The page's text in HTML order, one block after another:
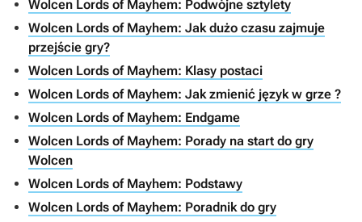
Wolcen Lords of Mayhem: Podwójne sztylety
Wolcen Lords of Mayhem: Jak dużo czasu zajmuje
przejście gry?
Wolcen Lords of Mayhem: Klasy postaci
Wolcen Lords of Mayhem: Jak zmienić język w grze ?
Wolcen Lords of Mayhem: Endgame
Wolcen Lords of Mayhem: Porady na start do gry
Wolcen
Wolcen Lords of Mayhem: Podstawy
Wolcen Lords of Mayhem: Poradnik do gry